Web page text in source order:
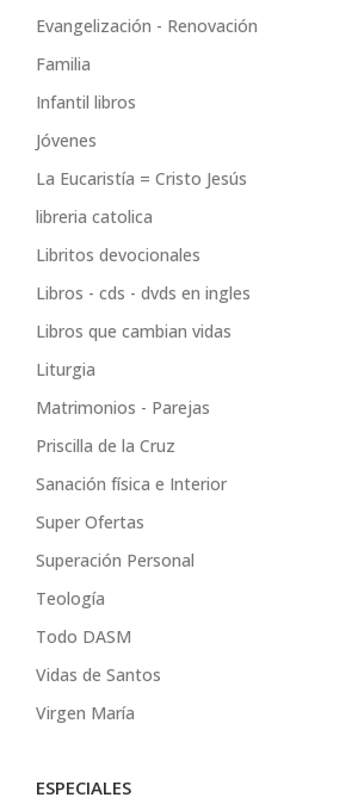
Evangelización - Renovación
Familia
Infantil libros
Jóvenes
La Eucaristía = Cristo Jesús
libreria catolica
Libritos devocionales
Libros - cds - dvds en ingles
Libros que cambian vidas
Liturgia
Matrimonios - Parejas
Priscilla de la Cruz
Sanación física e Interior
Super Ofertas
Superación Personal
Teología
Todo DASM
Vidas de Santos
Virgen María
ESPECIALES